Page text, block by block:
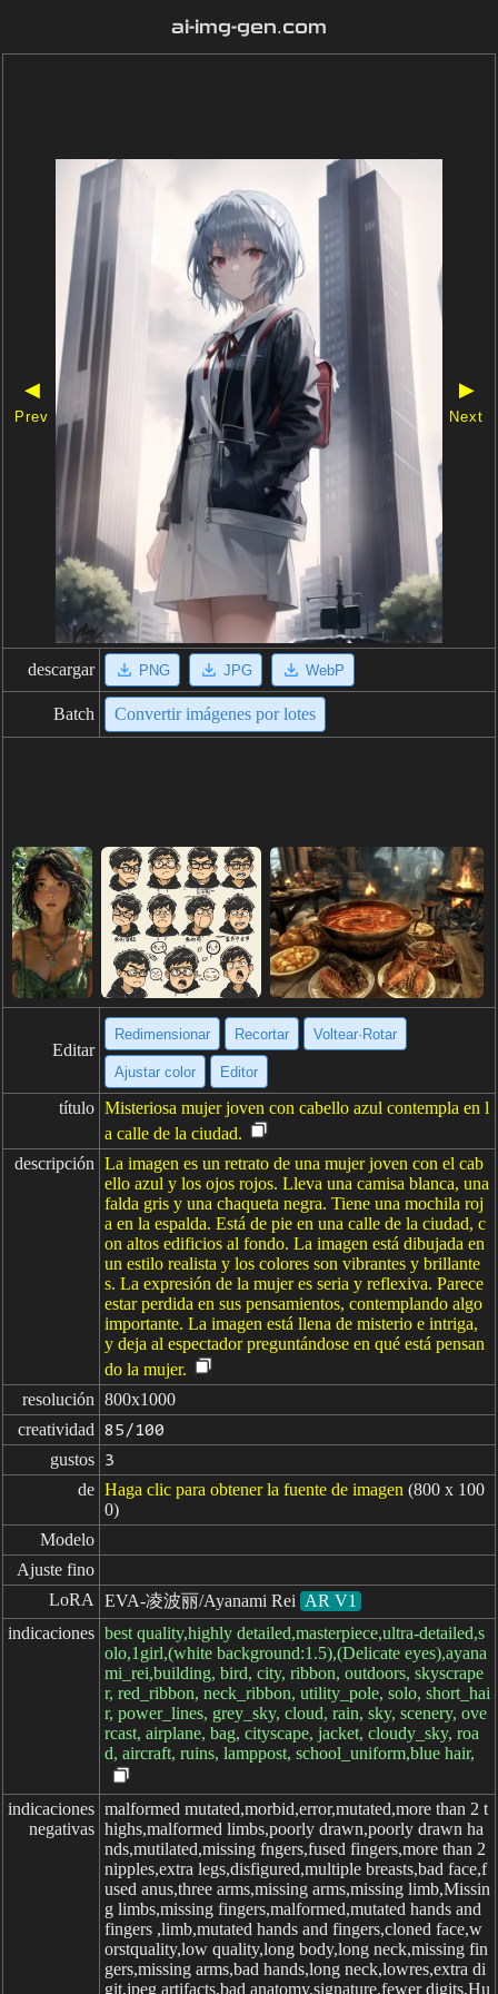
ai-img-gen.com
◀
Prev
▶
Next
descargar PNG JPG WebP
Batch Convertir imágenes por lotes
Editar
Redimensionar Recortar Voltear·Rotar
Ajustar color Editor
título Misteriosa mujer joven con cabello azul contempla en l
a calle de la ciudad.
descripción La imagen es un retrato de una mujer joven con el cab
ello azul y los ojos rojos. Lleva una camisa blanca, una
falda gris y una chaqueta negra. Tiene una mochila roj
a en la espalda. Está de pie en una calle de la ciudad, c
on altos edificios al fondo. La imagen está dibujada en
un estilo realista y los colores son vibrantes y brillante
s. La expresión de la mujer es seria y reflexiva. Parece
estar perdida en sus pensamientos, contemplando algo
importante. La imagen está llena de misterio e intriga,
y deja al espectador preguntándose en qué está pensan
do la mujer.
resolución 800x1000
creatividad
85/100
gustos 3
de Haga clic para obtener la fuente de imagen (800 x 100
0)
Modelo
Ajuste fino
LoRA
EVA-凌波丽/Ayanami Rei AR V1
indicaciones best quality,highly detailed,masterpiece,ultra-detailed,s
olo,1girl,(white background:1.5),(Delicate eyes),ayana
mi_rei,building, bird, city, ribbon, outdoors, skyscrape
r, red_ribbon, neck_ribbon, utility_pole, solo, short_hai
r, power_lines, grey_sky, cloud, rain, sky, scenery, ove
rcast, airplane, bag, cityscape, jacket, cloudy_sky, roa
d, aircraft, ruins, lamppost, school_uniform,blue hair,
indicaciones
negativas
malformed mutated,morbid,error,mutated,more than 2 t
highs,malformed limbs,poorly drawn,poorly drawn ha
nds,mutilated,missing fngers,fused fingers,more than 2
nipples,extra legs,disfigured,multiple breasts,bad face,f
used anus,three arms,missing arms,missing limb,Missin
g limbs,missing fingers,malformed,mutated hands and
fingers ,limb,mutated hands and fingers,cloned face,w
orstquality,low quality,long body,long neck,missing fin
gers,missing arms,bad hands,long neck,lowres,extra di
git,jpeg artifacts,bad anatomy,signature,fewer digits,Hu